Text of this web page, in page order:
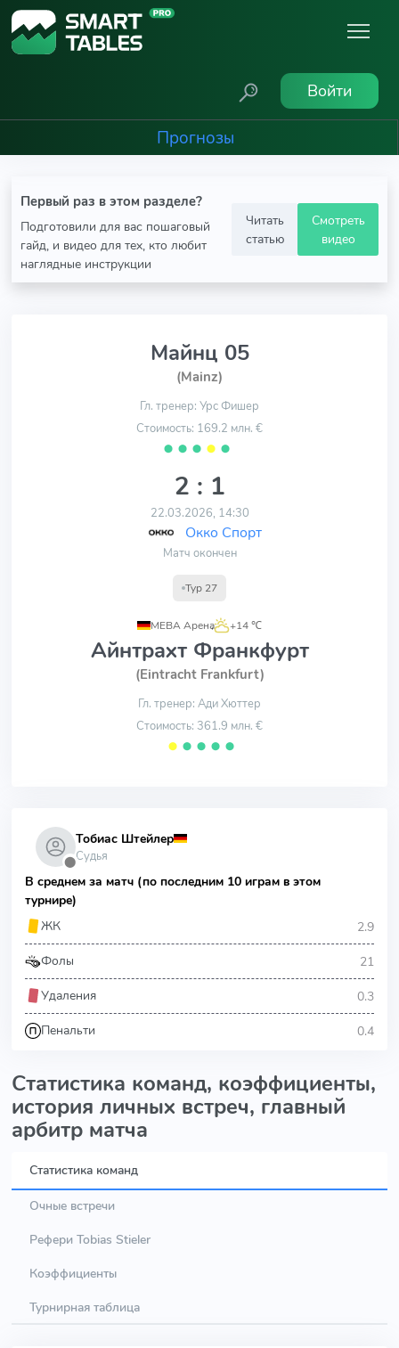
Войти
Прогнозы
Первый раз в этом разделе?
Подготовили для вас пошаговый
гайд, и видео для тех, кто любит
наглядные инструкции
Читать
статью
Смотреть
видео
Майнц 05
(Mainz)
Гл. тренер: Урс Фишер
Стоимость: 169.2 млн. €
⬤ ⬤ ⬤ ⬤ ⬤
2 : 1
22.03.2026, 14:30
Окко Спорт
Матч окончен
Тур 27
МЕВА Арена
, +14 ℃
Айнтрахт Франкфурт
(Eintracht Frankfurt)
Гл. тренер: Ади Хюттер
Стоимость: 361.9 млн. €
⬤ ⬤ ⬤ ⬤ ⬤
⬤
Тобиас Штейлер
Судья
В среднем за матч (по последним 10 играм в этом
турнире)
ЖК
2.9
Фолы 21
Удаления 0.3
Пенальти 0.4
Статистика команд, коэффициенты,
история личных встреч, главный
арбитр матча
Статистика команд
Очные встречи
Рефери Tobias Stieler
Коэффициенты
Турнирная таблица